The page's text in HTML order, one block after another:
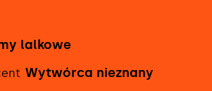
lalkowe
Wytwórca nieznany